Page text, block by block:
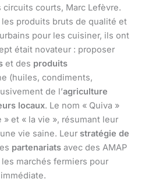
courts, Marc Lefèvre.
produits bruts de qualité et
pour les cuisiner, ils ont
était novateur : proposer
et des produits
(huiles, condiments,
de l’agriculture
locaux. Le nom « Quiva »
et « la vie », résumant leur
vie saine. Leur stratégie de
partenariats avec des AMAP
marchés fermiers pour